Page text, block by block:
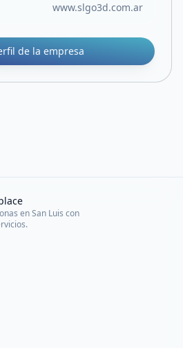
www.slgo3d.com.ar
de la empresa
en San Luis con